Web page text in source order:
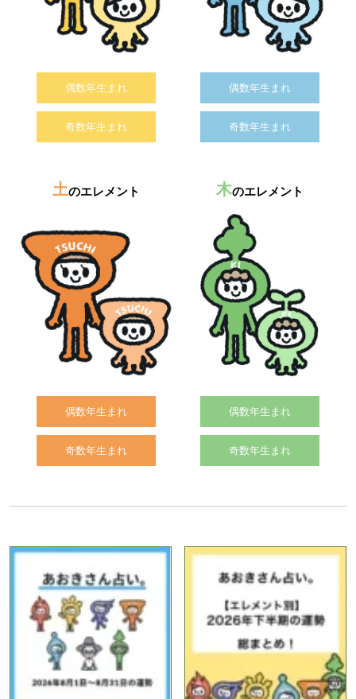
偶数年生まれ
奇数年生まれ
偶数年生まれ
奇数年生まれ
土のエレメント
偶数年生まれ
奇数年生まれ
木のエレメント
偶数年生まれ
奇数年生まれ